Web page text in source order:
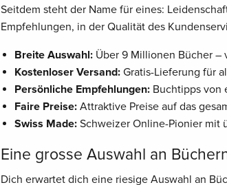
Seitdem steht der Name für eines:
Empfehlungen, in der Qualität des
Breite Auswahl:Über 9 Millionen Bücher –
Kostenloser Versand:Gratis-Lieferung für
Persönliche Empfehlungen:Buchtipps von
Faire Preise:Attraktive Preise auf das
Swiss Made:Schweizer Online-Pionier mit
Eine grosse Auswahl an
Dich erwartet dich eine riesige Auswahl an